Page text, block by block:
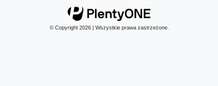
© Copyright 2026 | Wszystkie prawa zastrzeżone.